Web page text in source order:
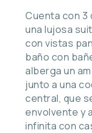
Cuenta con 3
una lujosa
con vistas
baño con
alberga un
junto a una
central, que
envolvente y
infinita con